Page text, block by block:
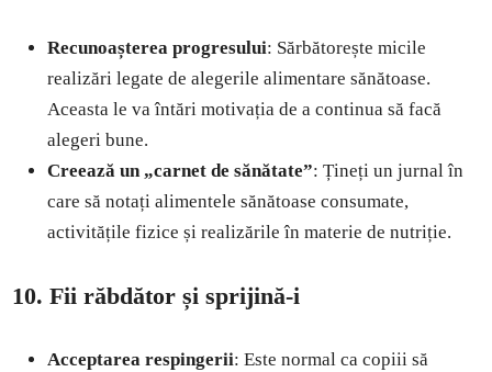
Recunoașterea progresului: Sărbătorește micile
realizări legate de alegerile alimentare sănătoase.
Aceasta le va întări motivația de a continua să facă
alegeri bune.
Creează un „carnet de sănătate”: Țineți un jurnal în
care să notați alimentele sănătoase consumate,
activitățile fizice și realizările în materie de nutriție.
10. Fii răbdător și sprijină-i
Acceptarea respingerii: Este normal ca copiii să